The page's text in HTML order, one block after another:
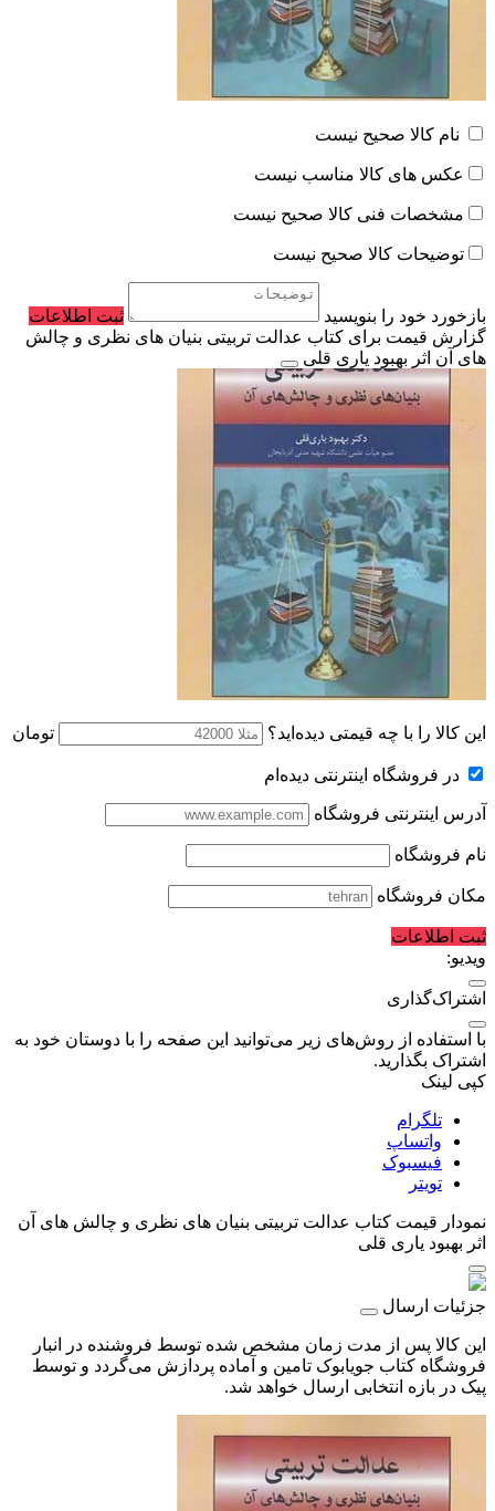
نام کالا صحیح نیست
عکس های کالا مناسب نیست
مشخصات فنی کالا صحیح نیست
توضیحات کالا صحیح نیست
بازخورد خود را بنویسید
ثبت اطلاعات
گزارش قیمت برای کتاب عدالت تربیتی بنیان های نظری و چالش
های آن اثر بهبود یاری قلی
این کالا را با چه قیمتی دیده‌اید؟ تومان
در فروشگاه اینترنتی دیده‌ام
آدرس اینترنتی فروشگاه
نام فروشگاه
مکان فروشگاه
ثبت اطلاعات
ویدیو:
اشتراک‌گذاری
با استفاده از روش‌های زیر می‌توانید این صفحه را با دوستان خود به
اشتراک بگذارید.
کپی لینک
تلگرام
واتساپ
فیسبوک
تویتر
نمودار قیمت کتاب عدالت تربیتی بنیان های نظری و چالش های آن
اثر بهبود یاری قلی
جزئیات ارسال
این کالا پس از مدت زمان مشخص شده توسط فروشنده در انبار
فروشگاه کتاب جویابوک تامین و آماده پردازش می‌گردد و توسط
پیک در بازه انتخابی ارسال خواهد شد.